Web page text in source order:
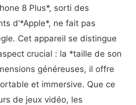
8 Plus*, sorti des
d’*Apple*, ne fait pas
Cet appareil se distingue
crucial : la *taille de son
généreuses, il offre
et immersive. Que ce
de jeux vidéo, les